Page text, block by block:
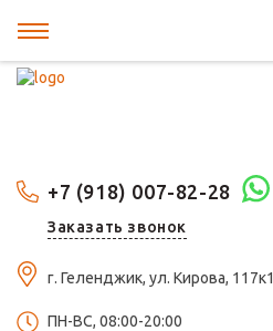
+7 (918) 007-82-28
Заказать звонок
г. Геленджик, ул. Кирова, 117к1
ПН-ВС, 08:00-20:00